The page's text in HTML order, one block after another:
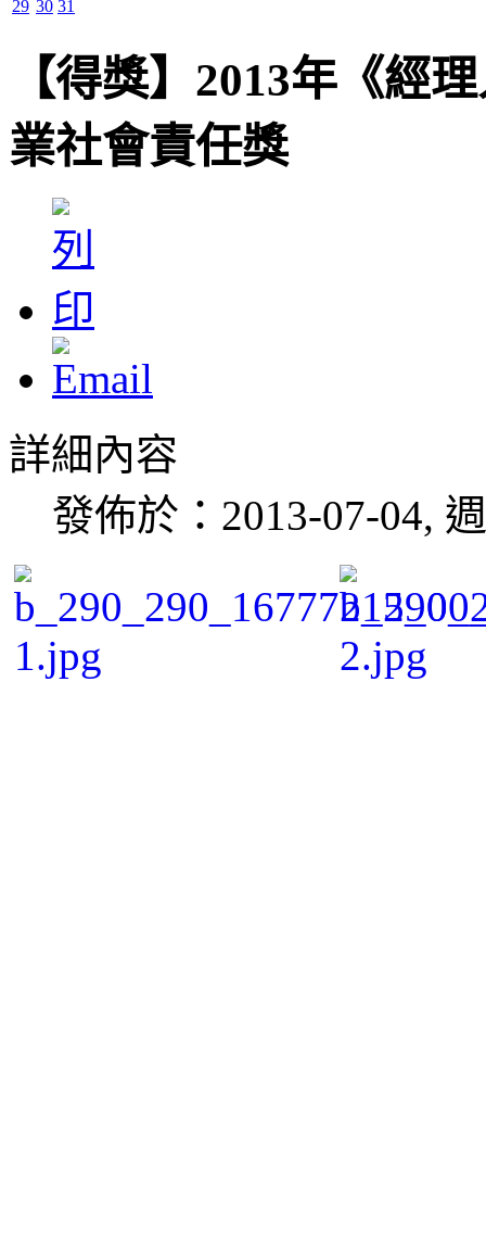
29 30 31
【得獎】2013年《經
業社會責任獎
詳細內容
發佈於：2013-07-04,